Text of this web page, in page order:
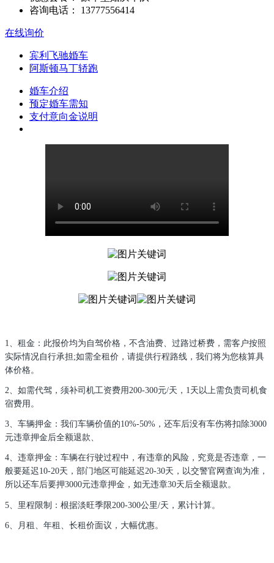
咨询电话：
13777556414
在线询价
宾利飞驰婚车
阿斯顿马丁轿跑
婚车介绍
预定婚车需知
支付意向金说明
1、租金：此报价均为自驾价格，不含油费、过路过桥费，需客户按照
实际情况自行承担;如需全租价，请提供行程路线，我们将为您核算具
体价格。
2、如需代驾，须补司机工资费用200-300元/天，1天以上需负责司机食
宿费用。
3、车辆押金：我们车辆价值的10%-50%，还车后没有车伤将扣除3000
元违章押金后全额退款、
4、违章押金：车辆在行驶过程中，有违章的风险，究竟是否违章，一
般要延迟10-20天，部门地区可能延迟20-30天，以交警官网查询为准，
所以还车后要押3000元违章押金，如无违章30天后全额退款。
5、里程限制：根据淡旺季限200-300公里/天，累计计算。
6、月租、年租、长租价面议，大幅优惠。